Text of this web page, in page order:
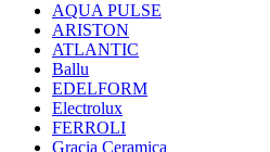
AQUA PULSE
ARISTON
ATLANTIC
Ballu
EDELFORM
Electrolux
FERROLI
Gracia Ceramica